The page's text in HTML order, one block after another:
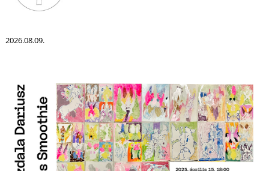
2026.08.09.